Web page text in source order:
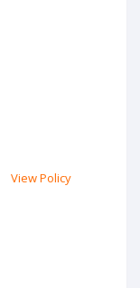
View Policy